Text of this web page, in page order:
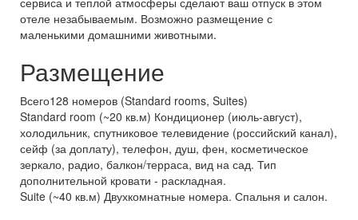
отеле незабываемым. Возможно размещение с
маленькими домашними животными.
Размещение
Всего128 номеров (Standard rooms, Suites)
Standard room (~20 кв.м) Кондиционер (июль-август),
холодильник, спутниковое телевидение (российский канал),
сейф (за доплату), телефон, душ, фен, косметическое
зеркало, радио, балкон/терраса, вид на сад. Тип
дополнительной кровати - раскладная.
Suite (~40 кв.м) Двухкомнатные номера. Спальня и салон.